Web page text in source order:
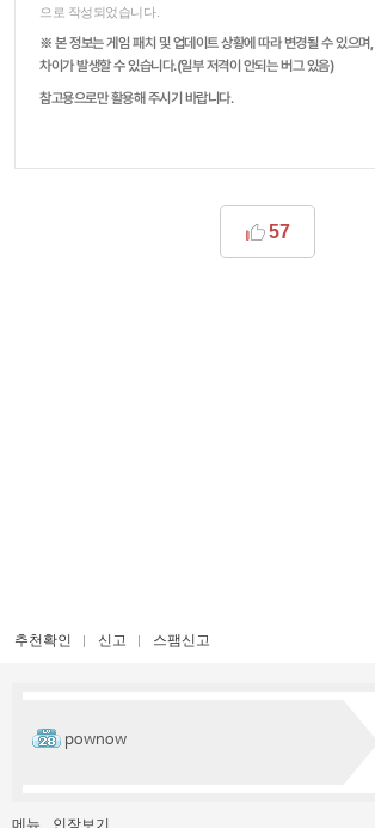
으로 작성되었습니다.
※본 정보는 게임 패치 및 업데이트 상황에 따라 변경될 수 있으며,
차이가 발생할 수 있습니다.(일부 저격이 안되는 버그 있음)
참고용으로만 활용해 주시기 바랍니다.
57
추천확인 신고 스팸신고
pownow
메뉴 인장보기